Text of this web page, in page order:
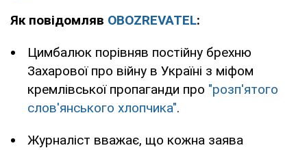
Як повідомляв OBOZREVATEL:
Цимбалюк порівняв постійну брехню
Захарової про війну в Україні з міфом
кремлівської пропаганди про "розп'ятого
слов'янського хлопчика".
Журналіст вважає, що кожна заява